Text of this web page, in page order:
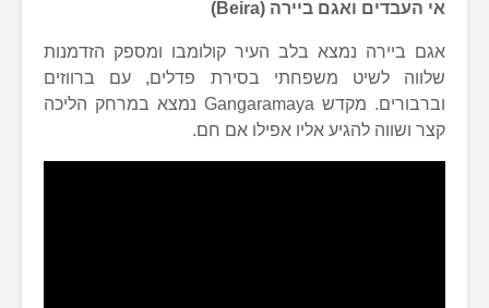
אי העבדים ואגם ביירה (Beira)
אגם ביירה נמצא בלב העיר קולומבו ומספק הזדמנות
שלווה לשיט משפחתי בסירת פדלים, עם ברווזים
וברבורים. מקדש Gangaramaya נמצא במרחק הליכה
קצר ושווה להגיע אליו אפילו אם חם.